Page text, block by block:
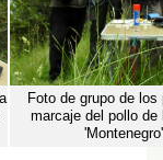
Foto de grupo de
marcaje del pollo de